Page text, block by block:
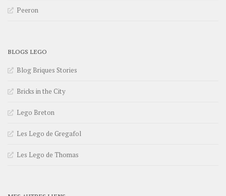
Peeron
BLOGS LEGO
Blog Briques Stories
Bricks in the City
Lego Breton
Les Lego de Gregafol
Les Lego de Thomas